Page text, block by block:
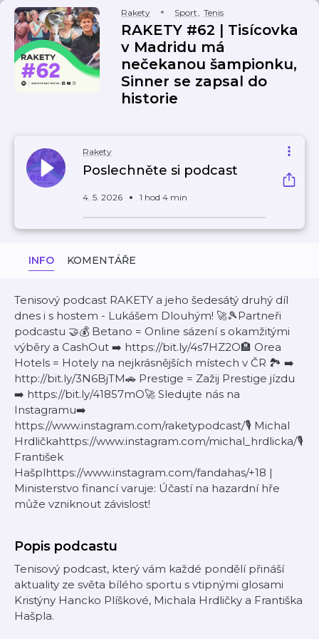
Rakety Sport, Tenis
RAKETY #62 | Tisícovka
v Madridu má
nečekanou šampionku,
Sinner se zapsal do
historie
Rakety
Poslechněte si podcast
4. 5. 2026 1 hod 4 min
INFO KOMENTÁŘE
Tenisový podcast RAKETY a jeho šedesátý druhý díl
dnes i s hostem - Lukášem Dlouhým! 🚀🎾Partneři
podcastu 🤝💰 Betano = Online sázení s okamžitými
výběry a CashOut ➡️ https://bit.ly/4s7HZ2O🏨 Orea
Hotels = Hotely na nejkrásnějších místech v ČR 🏞️ ➡️
http://bit.ly/3N6BjTM🚗 Prestige = Zažij Prestige jízdu
➡️ https://bit.ly/41857mO🚀 Sledujte nás na
Instagramu➡️
https://www.instagram.com/raketypodcast/🎙 Michal
Hrdličkahttps://www.instagram.com/michal_hrdlicka/🎙
František
Hašplhttps://www.instagram.com/fandahas/+18 |
Ministerstvo financí varuje: Účastí na hazardní hře
může vzniknout závislost!
Popis podcastu
Tenisový podcast, který vám každé pondělí přináší
aktuality ze světa bílého sportu s vtipnými glosami
Kristýny Hancko Plíškové, Michala Hrdličky a Františka
Hašpla.